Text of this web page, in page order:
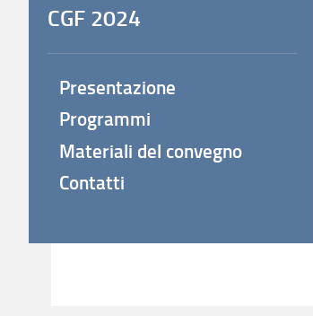
CGF 2024
Presentazione
Programmi
Materiali del convegno
Contatti